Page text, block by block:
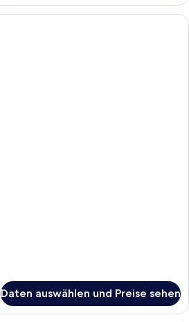
Daten auswählen und Preise sehen